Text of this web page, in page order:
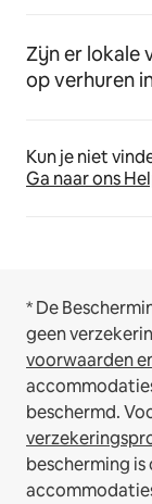
Zijn er lokale
op verhuren
Kun je niet
Ga naar ons
* De
geen
voorwaarden
beschermd.
bescherming